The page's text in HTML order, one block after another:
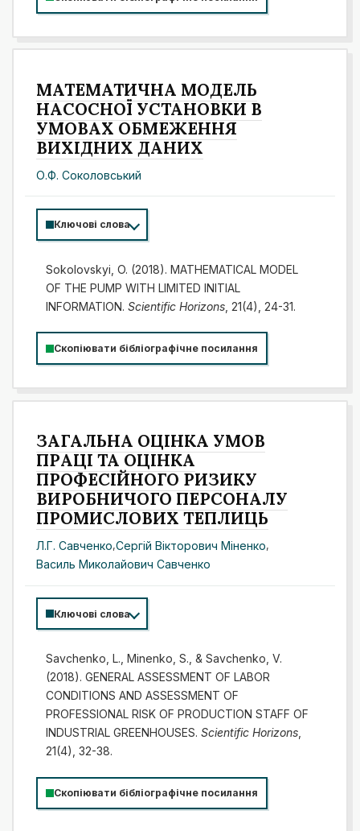
МАТЕМАТИЧНА МОДЕЛЬ
НАСОСНОЇ УСТАНОВКИ В
УМОВАХ ОБМЕЖЕННЯ
ВИХІДНИХ ДАНИХ
О.Ф. Соколовський
Ключові слова
Sokolovskyi, O. (2018). MATHEMATICAL MODEL
OF THE PUMP WITH LIMITED INITIAL
INFORMATION. Scientific Horizons, 21(4), 24-31.
Скопіювати бібліографічне посилання
ЗАГАЛЬНА ОЦІНКА УМОВ
ПРАЦІ ТА ОЦІНКА
ПРОФЕСІЙНОГО РИЗИКУ
ВИРОБНИЧОГО ПЕРСОНАЛУ
ПРОМИСЛОВИХ ТЕПЛИЦЬ
Л.Г. Савченко,Сергій Вікторович Міненко,
Василь Миколайович Савченко
Ключові слова
Savchenko, L., Minenko, S., & Savchenko, V.
(2018). GENERAL ASSESSMENT OF LABOR
CONDITIONS AND ASSESSMENT OF
PROFESSIONAL RISK OF PRODUCTION STAFF OF
INDUSTRIAL GREENHOUSES. Scientific Horizons,
21(4), 32-38.
Скопіювати бібліографічне посилання